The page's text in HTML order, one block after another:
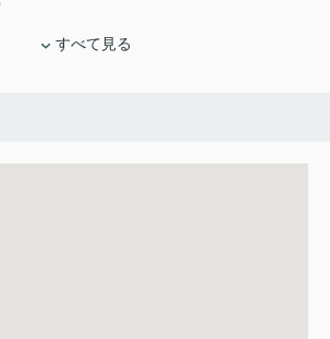
すべて見る